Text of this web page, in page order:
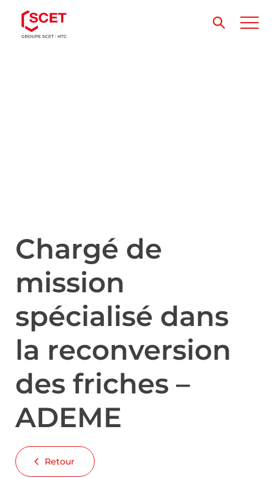
Chargé de
mission
spécialisé dans
la reconversion
des friches –
ADEME
Retour